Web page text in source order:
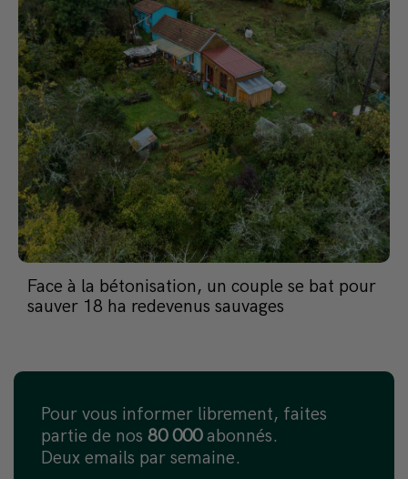
Face à la bétonisation, un couple se bat pour
sauver 18 ha redevenus sauvages
Pour vous informer librement, faites
partie de nos 80 000abonnés.
Deux emails par semaine.